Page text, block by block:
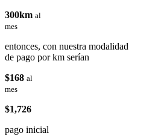
300km al
mes
entonces, con nuestra modalidad
de pago por km serían
$168 al
mes
$1,726
pago inicial